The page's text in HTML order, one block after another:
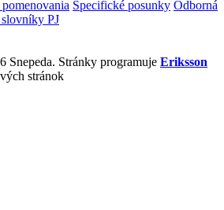
Špecifické posunky Odborná
PJ
Snepeda. Stránky programuje Eriksson
stránok